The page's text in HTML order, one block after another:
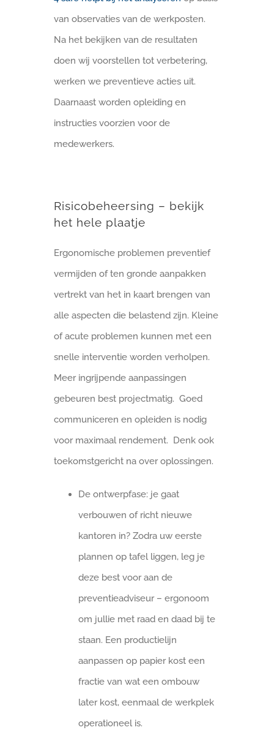
van observaties van de werkposten.
Na het bekijken van de resultaten
doen wij voorstellen tot verbetering,
werken we preventieve acties uit.
Daarnaast worden opleiding en
instructies voorzien voor de
medewerkers.
Risicobeheersing – bekijk
het hele plaatje
Ergonomische problemen preventief
vermijden of ten gronde aanpakken
vertrekt van het in kaart brengen van
alle aspecten die belastend zijn. Kleine
of acute problemen kunnen met een
snelle interventie worden verholpen.
Meer ingrijpende aanpassingen
gebeuren best projectmatig. Goed
communiceren en opleiden is nodig
voor maximaal rendement. Denk ook
toekomstgericht na over oplossingen.
De ontwerpfase: je gaat
verbouwen of richt nieuwe
kantoren in? Zodra uw eerste
plannen op tafel liggen, leg je
deze best voor aan de
preventieadviseur – ergonoom
om jullie met raad en daad bij te
staan. Een productielijn
aanpassen op papier kost een
fractie van wat een ombouw
later kost, eenmaal de werkplek
operationeel is.